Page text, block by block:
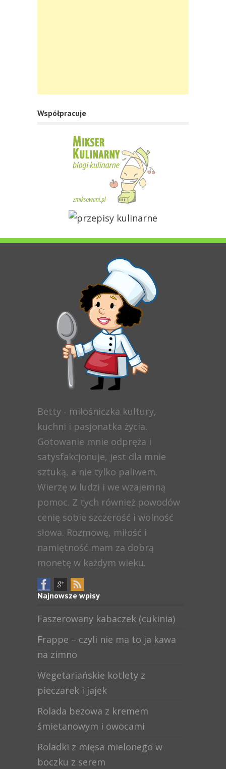
Współpracuje
Betty - miłośniczka kultury,
kuchni i pasjonatka życia.
Gotowanie mnie odpręża i
satysfakcjonuje, jest dla mnie
sztuką, a nie tylko paliwem.
Wierzę w ludzi i we wzajemną
pomoc. Z tych również powodów
cenię sobie szczerość i wolność
słowa. Rozmowę, miłość i
namiętność mam za dobrą
monetę w każdym wieku.
Najnowsze wpisy
Faszerowany kabaczek (cukinia)
Frappe – czyli nie ma to ja kawa
na zimno
Wegetariańskie kotlety z
pieczarek i jajek
Rolada bezowa z kremem
śmietanowym i owocami
Roladki z mięsa mielonego w
boczku z serem